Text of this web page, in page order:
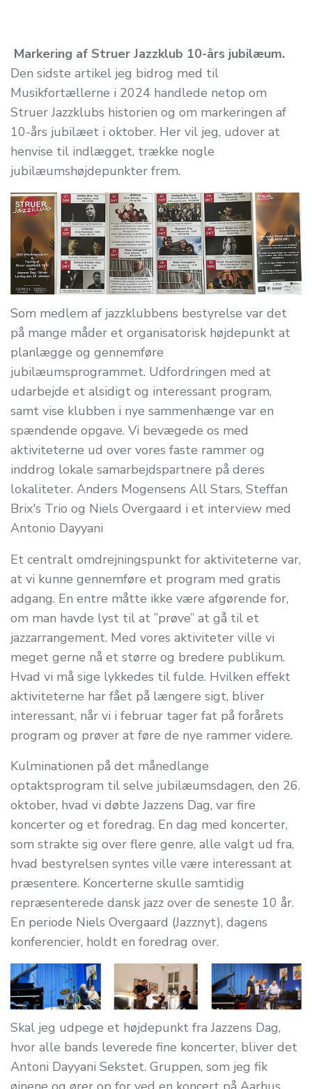
Markering af Struer Jazzklub 10-års jubilæum.
Den sidste artikel jeg bidrog med til
Musikfortællerne i 2024 handlede netop om
Struer Jazzklubs historien og om markeringen af
10-års jubilæet i oktober. Her vil jeg, udover at
henvise til indlægget, trække nogle
jubilæumshøjdepunkter frem.
Som medlem af jazzklubbens bestyrelse var det
på mange måder et organisatorisk højdepunkt at
planlægge og gennemføre
jubilæumsprogrammet. Udfordringen med at
udarbejde et alsidigt og interessant program,
samt vise klubben i nye sammenhænge var en
spændende opgave. Vi bevægede os med
aktiviteterne ud over vores faste rammer og
inddrog lokale samarbejdspartnere på deres
lokaliteter. Anders Mogensens All Stars, Steffan
Brix's Trio og Niels Overgaard i et interview med
Antonio Dayyani
Et centralt omdrejningspunkt for aktiviteterne var,
at vi kunne gennemføre et program med gratis
adgang. En entre måtte ikke være afgørende for,
om man havde lyst til at ”prøve” at gå til et
jazzarrangement. Med vores aktiviteter ville vi
meget gerne nå et større og bredere publikum.
Hvad vi må sige lykkedes til fulde. Hvilken effekt
aktiviteterne har fået på længere sigt, bliver
interessant, når vi i februar tager fat på forårets
program og prøver at føre de nye rammer videre.
Kulminationen på det månedlange
optaktsprogram til selve jubilæumsdagen, den 26.
oktober, hvad vi døbte Jazzens Dag, var fire
koncerter og et foredrag. En dag med koncerter,
som strakte sig over flere genre, alle valgt ud fra,
hvad bestyrelsen syntes ville være interessant at
præsentere. Koncerterne skulle samtidig
repræsenterede dansk jazz over de seneste 10 år.
En periode Niels Overgaard (Jazznyt), dagens
konferencier, holdt en foredrag over.
Skal jeg udpege et højdepunkt fra Jazzens Dag,
hvor alle bands leverede fine koncerter, bliver det
Antoni Dayyani Sekstet. Gruppen, som jeg fik